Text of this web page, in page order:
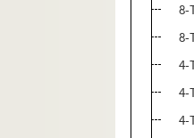
8-
8-
4-
4-
4-